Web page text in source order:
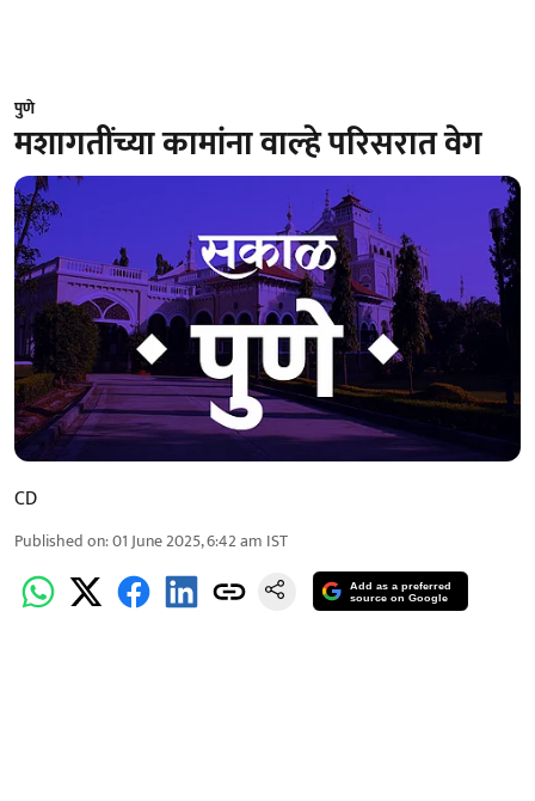
पुणे
मशागतींच्या कामांना वाल्हे परिसरात वेग
CD
Published on:01 June 2025, 6:42 am IST
Add as a preferred
source on Google